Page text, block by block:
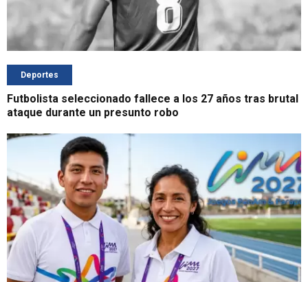
Deportes
Futbolista seleccionado fallece a los 27 años tras brutal
ataque durante un presunto robo